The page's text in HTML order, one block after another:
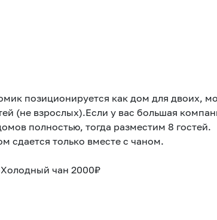
позиционируется как дом для двоих,
(не взрослых).Если у вас большая
полностью, тогда разместим 8 гостей.
сдается только вместе с чаном.
чан 2000₽